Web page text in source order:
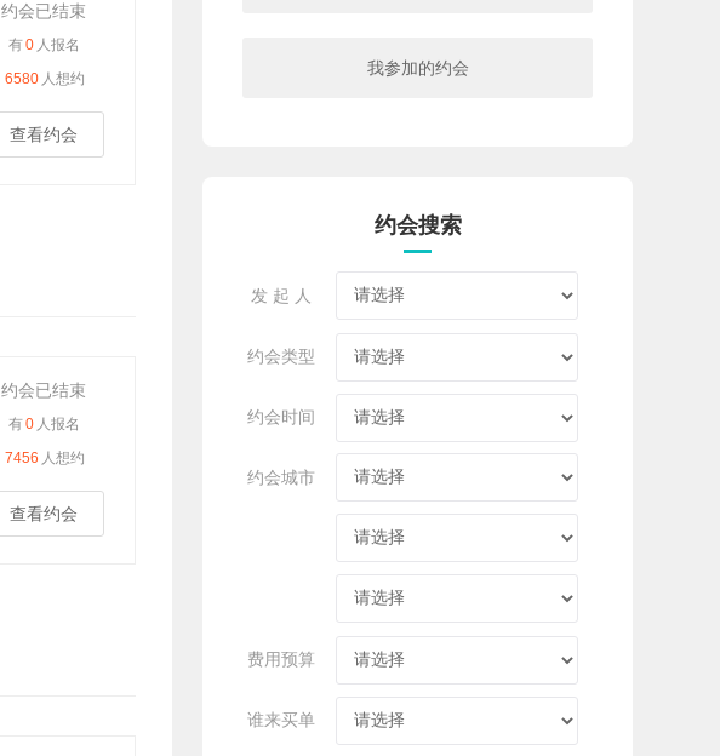
约会已结束
有0 人报名
6580 人想约
查看约会
约会已结束
有0 人报名
7456 人想约
查看约会
我参加的约会
约会搜索
发 起 人
约会类型
约会时间
约会城市
费用预算
谁来买单